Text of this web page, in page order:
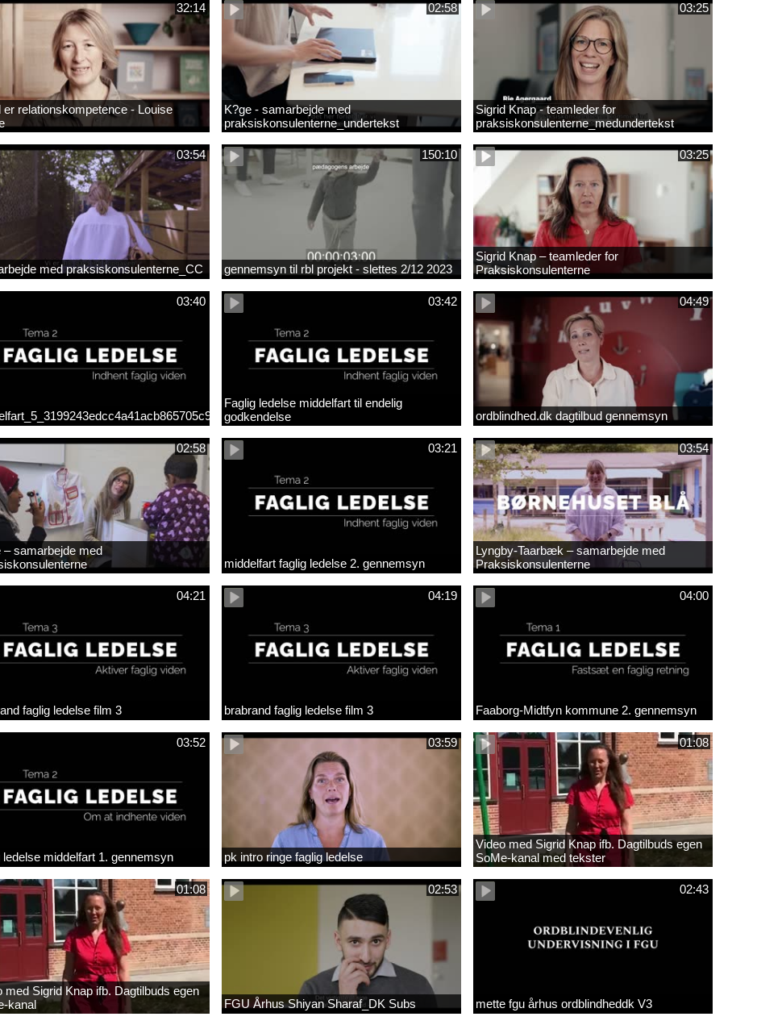
32:14
er relationskompetence - Louise
02:58
K?ge - samarbejde med
praksiskonsulenterne_undertekst
03:25
Sigrid Knap - teamleder for
praksiskonsulenterne_medundertekst
03:54
med praksiskonsulenterne_CC
150:10
gennemsyn til rbl projekt - slettes 2/12 2023
03:25
Sigrid Knap – teamleder for
Praksiskonsulenterne
03:40 03:42
Faglig ledelse middelfart til endelig
godkendelse
04:49
ordblindhed.dk dagtilbud gennemsyn
02:58
– samarbejde med
03:21
middelfart faglig ledelse 2. gennemsyn
03:54
Lyngby-Taarbæk – samarbejde med
Praksiskonsulenterne
04:21
faglig ledelse film 3
04:19
brabrand faglig ledelse film 3
04:00
Faaborg-Midtfyn kommune 2. gennemsyn
03:52
ledelse middelfart 1. gennemsyn
03:59
pk intro ringe faglig ledelse
01:08
Video med Sigrid Knap ifb. Dagtilbuds egen
SoMe-kanal med tekster
01:08
med Sigrid Knap ifb. Dagtilbuds egen
kanal
02:53
FGU Århus Shiyan Sharaf_DK Subs
02:43
mette fgu århus ordblindheddk V3